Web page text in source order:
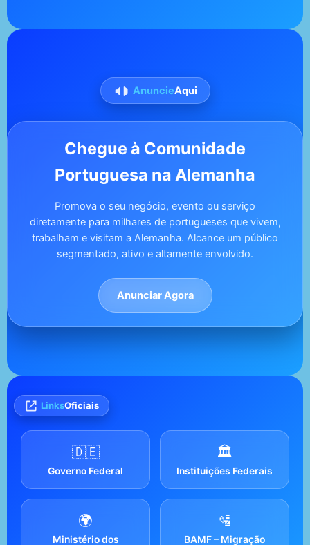
AnuncieAqui
Chegue à Comunidade
Portuguesa na Alemanha
Promova o seu negócio, evento ou serviço
diretamente para milhares de portugueses que vivem,
trabalham e visitam a Alemanha. Alcance um público
segmentado, ativo e altamente envolvido.
Anunciar Agora
LinksOficiais
🇩🇪
Governo Federal
🏛️
Instituições Federais
🌍
Ministério dos
🛂
BAMF – Migração